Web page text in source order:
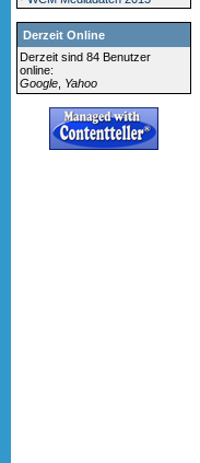
Derzeit Online
Derzeit sind 84 Benutzer
online:
Google Yahoo